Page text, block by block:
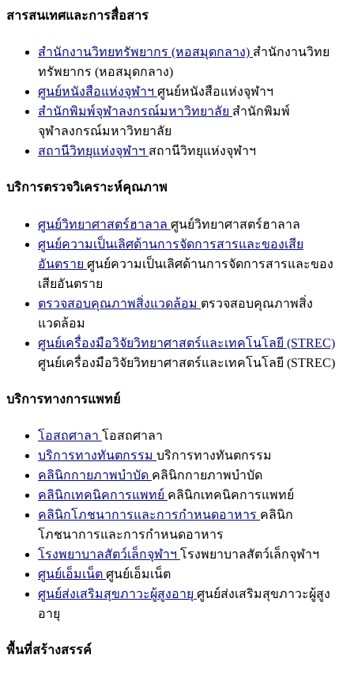
สารสนเทศและการสื่อสาร
สำนักงานวิทยทรัพยากร (หอสมุดกลาง) สำนักงานวิทย
ทรัพยากร (หอสมุดกลาง)
ศูนย์หนังสือแห่งจุฬาฯ ศูนย์หนังสือแห่งจุฬาฯ
สำนักพิมพ์จุฬาลงกรณ์มหาวิทยาลัย สำนักพิมพ์
จุฬาลงกรณ์มหาวิทยาลัย
สถานีวิทยุแห่งจุฬาฯ สถานีวิทยุแห่งจุฬาฯ
บริการตรวจวิเคราะห์คุณภาพ
ศูนย์วิทยาศาสตร์ฮาลาล ศูนย์วิทยาศาสตร์ฮาลาล
ศูนย์ความเป็นเลิศด้านการจัดการสารและของเสีย
อันตราย ศูนย์ความเป็นเลิศด้านการจัดการสารและของ
เสียอันตราย
ตรวจสอบคุณภาพสิ่งแวดล้อม ตรวจสอบคุณภาพสิ่ง
แวดล้อม
ศูนย์เครื่องมือวิจัยวิทยาศาสตร์และเทคโนโลยี (STREC)
ศูนย์เครื่องมือวิจัยวิทยาศาสตร์และเทคโนโลยี (STREC)
บริการทางการแพทย์
โอสถศาลา โอสถศาลา
บริการทางทันตกรรม บริการทางทันตกรรม
คลินิกกายภาพบำบัด คลินิกกายภาพบำบัด
คลินิกเทคนิคการแพทย์ คลินิกเทคนิคการแพทย์
คลินิกโภชนาการและการกำหนดอาหาร คลินิก
โภชนาการและการกำหนดอาหาร
โรงพยาบาลสัตว์เล็กจุฬาฯ โรงพยาบาลสัตว์เล็กจุฬาฯ
ศูนย์เอ็มเน็ต ศูนย์เอ็มเน็ต
ศูนย์ส่งเสริมสุขภาวะผู้สูงอายุ ศูนย์ส่งเสริมสุขภาวะผู้สูง
อายุ
พื้นที่สร้างสรรค์